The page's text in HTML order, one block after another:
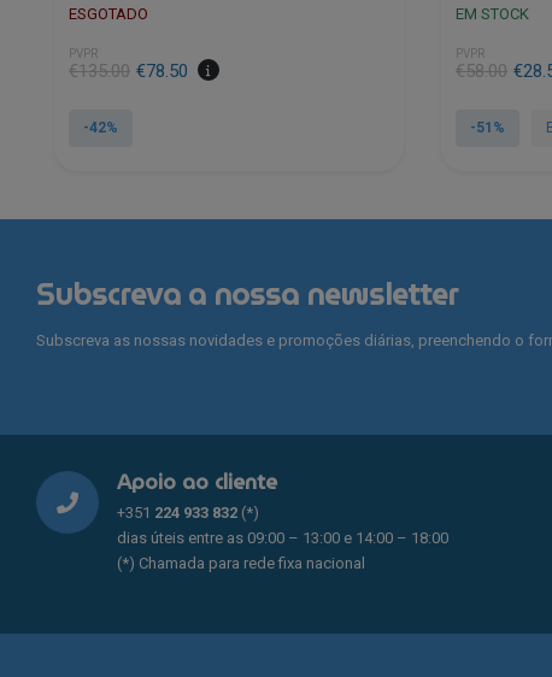
ESGOTADO
PVPR
€135.00 €78.50
-42%
The
may
product
page
EM STOCK
PVPR
€58.00 €
-51%
The
may
Subscreva a nossa newsletter
Subscreva as nossas novidades e promoções diárias, preenchendo o
Apoio ao cliente
+351 224 933 832 (*)
dias úteis entre as 09:00 – 13:00 e 14:00 – 18:00
(*) Chamada para rede fixa nacional